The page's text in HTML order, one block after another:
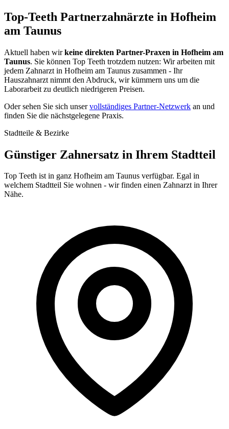
Top-Teeth Partnerzahnärzte in Hofheim
am Taunus
Aktuell haben wirkeine direkten Partner-Praxen in Hofheim am
Taunus. Sie können Top Teeth trotzdem nutzen: Wir arbeiten mit
jedem Zahnarzt in Hofheim am Taunus zusammen - Ihr
Hauszahnarzt nimmt den Abdruck, wir kümmern uns um die
Laborarbeit zu deutlich niedrigeren Preisen.
Oder sehen Sie sich unservollständiges Partner-Netzwerk an und
finden Sie die nächstgelegene Praxis.
Stadtteile & Bezirke
Günstiger Zahnersatz in Ihrem Stadtteil
Top Teeth ist in ganz Hofheim am Taunus verfügbar. Egal in
welchem Stadtteil Sie wohnen - wir finden einen Zahnarzt in Ihrer
Nähe.